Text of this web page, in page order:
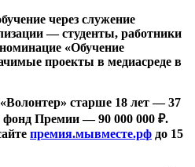
через служение
— студенты, работники
«Обучение
проекты в медиасреде в
старше 18 лет — 37
фонд Премии — 90 000 000 ₽.
премия.мывместе.рф до 15